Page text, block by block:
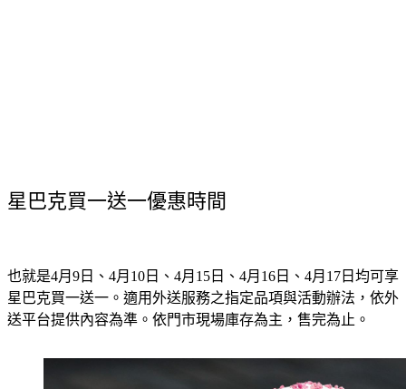
星巴克買一送一。適用外送服務之指定品項與活動辦法，依外
送平台提供內容為準。依門市現場庫存為主，售完為止。